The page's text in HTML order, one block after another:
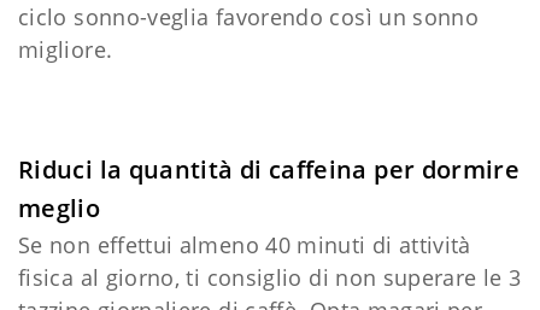
ciclo sonno-veglia favorendo così un sonno
migliore.
Riduci la quantità di caffeina per dormire
meglio
Se non effettui almeno 40 minuti di attività
fisica al giorno, ti consiglio di non superare le 3